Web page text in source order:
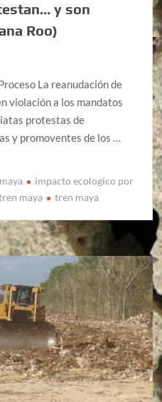
y son
Roo)
La reanudación de
violación a los mandatos
protestas de
y promoventes de los …
impacto ecologico por
maya tren maya